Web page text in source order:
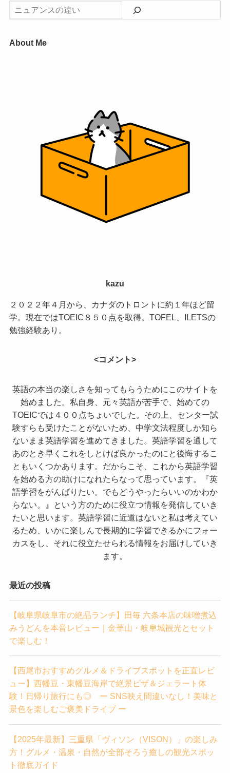
About Me
kazu
２０２２年４月から、カナダのトロントに約１年ほど留
学。現在ではTOEIC８５０点を取得。TOFEL、ILETSの
勉強経験あり。
<コメント>
英語の本当の楽しさを知ってもらうためにこのサイトを
始めました。私自身、元々英語が苦手で、始めての
TOEICでは４００点ちょいでした。その上、センター試
験すらも受けたことがないため、中学文法程度しか知ら
ないまま英語学習を進めてきました。英語学習を通して
あのとき早くこれをしとけば良かったのにと後悔するこ
ともいくつかあります。だからこそ、これから英語学習
を始める方の助けになれたらなって思っています。『英
語学習をがんばりたい。でもどうやったらいいのかわか
らない。』という方のために役立つ情報を発信していき
たいと思います。英語学習に近道はないと私は考えてい
るため、いかに楽しんで長期的に学習できるかにフォー
カスをし、それに役立たせられる情報をお届けしていき
ます。
最近の投稿
【岐阜県岐阜市の絶品ランチ】田毎 六条本店の味噌煮込
みうどんを本音レビュー｜金華山・岐阜城観光とセット
で楽しむ！
【西尾市おすすめグルメ＆ドライブスポットを正直レビ
ュー】西幡豆・東幡豆海岸で絶景ピザ＆ジェラート体
験！日帰り旅行にも◎ ー SNS映え間違いなし！美味と
景色を楽しむご褒美ドライブ ー
【2025年最新】三重県「ヴィソン（VISON）」の楽しみ
方！グルメ・温泉・自然が全部そろう癒しの観光スポッ
ト徹底ガイド